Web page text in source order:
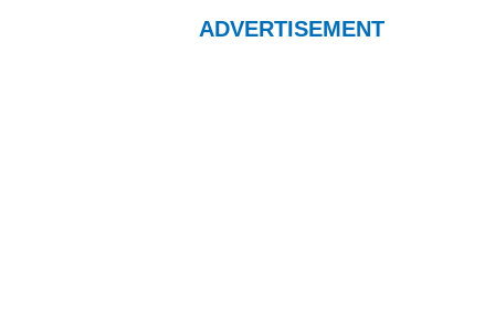
ADVERTISEMENT